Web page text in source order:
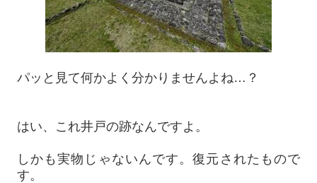
パッと見て何かよく分かりませんよね…？
はい、これ井戸の跡なんですよ。
しかも実物じゃないんです。復元されたもので
す。